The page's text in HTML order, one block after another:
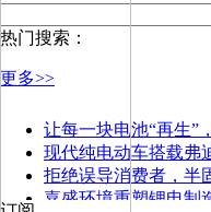
热门搜索：
更多>>
让每一块电池“再生”
现代纯电动车搭载弗
拒绝误导消费者，半
嘉盛环境重塑锂电制